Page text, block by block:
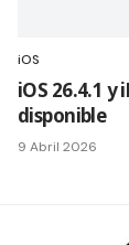
iOS
iOS 26.4.1 y
disponible
9 Abril 2026